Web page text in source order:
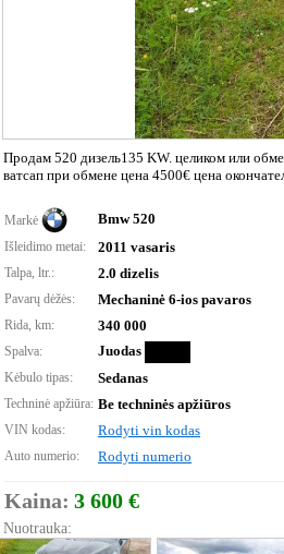
Продам 520 дизель135 KW. целиком или
ватсап при обмене цена 4500€ цена
Markė Bmw 520
Išleidimo metai: 2011 vasaris
Talpa, ltr.: 2.0 dizelis
Pavarų dėžės: Mechaninė 6-ios pavaros
Rida, km: 340 000
Spalva: Juodas
Kėbulo tipas: Sedanas
Techninė apžiūra: Be techninės apžiūros
VIN kodas: Rodyti vin kodas
Auto numerio: Rodyti numerio
Kaina: 3 600 €
Nuotrauka: